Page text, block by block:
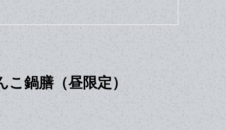
こ鍋膳（昼限定）